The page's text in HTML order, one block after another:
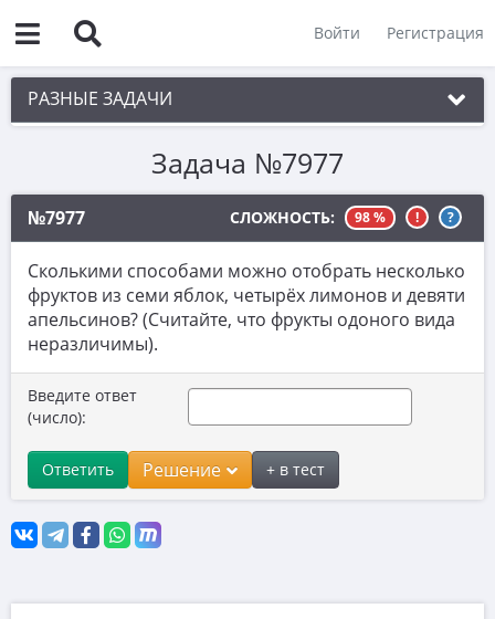
Войти Регистрация
РАЗНЫЕ ЗАДАЧИ
2. Делимость
3. Игры
4. Комбинаторика
5. Текстовые задачи
6. Вычисления
7. Уравнения
9. Стереометрия
10. Матрицы
12. Натуральные числа
Задача №7977
№7977 СЛОЖНОСТЬ: 98 % ! ?
Сколькими способами можно отобрать несколько
фруктов из семи яблок, четырёх лимонов и девяти
апельсинов? (Считайте, что фрукты одоного вида
неразличимы).
Введите ответ
(число):
Ответить Решение + в тест